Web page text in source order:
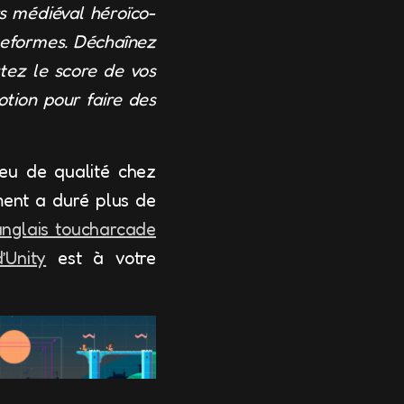
médiéval héroïco-
Déchaînez
le score de vos
pour faire des
de qualité chez
a duré plus de
toucharcade
est à votre